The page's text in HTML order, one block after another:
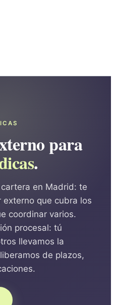
para
.
en Madrid: te
externo que cubra los
coordinar varios.
procesal: tú
llevamos la
de plazos,